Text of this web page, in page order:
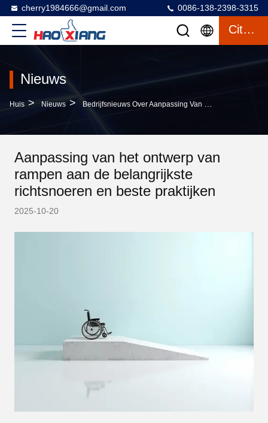
cherry1984666@gmail.com 0086-138-2398-3315
Citaat
Nieuws
Huis > Nieuws > Bedrijfsnieuws Over Aanpassing Van Het Ontwerp Van Rampen Aan De Belangrijkste Richtsnoeren En Beste Praktijken
Aanpassing van het ontwerp van
rampen aan de belangrijkste
richtsnoeren en beste praktijken
2025-10-20